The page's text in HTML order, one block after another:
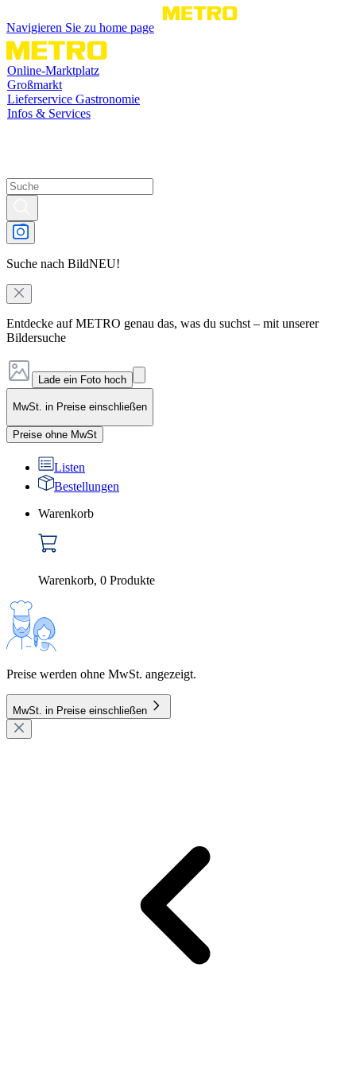
Navigieren Sie zu home page
Online-Marktplatz
Großmarkt
Lieferservice Gastronomie
Infos & Services
Suche nach BildNEU!
Entdecke auf METRO genau das, was du suchst – mit unserer
Bildersuche
Lade ein Foto hoch
MwSt. in Preise einschließen
Preise ohne MwSt
Listen
Bestellungen
Warenkorb
Warenkorb, 0 Produkte
Preise werden ohne MwSt. angezeigt.
MwSt. in Preise einschließen